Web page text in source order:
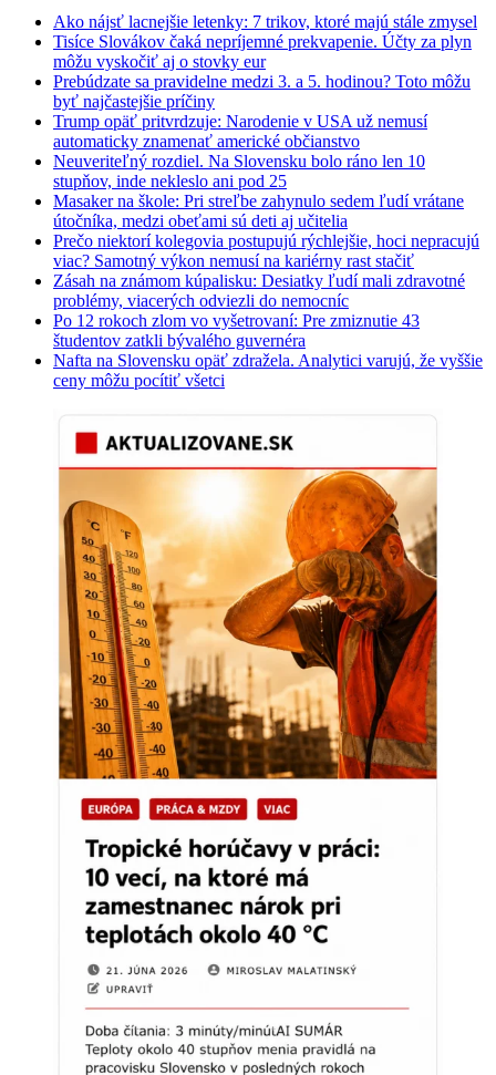
Ako nájsť lacnejšie letenky: 7 trikov, ktoré majú stále zmysel
Tisíce Slovákov čaká nepríjemné prekvapenie. Účty za plyn
môžu vyskočiť aj o stovky eur
Prebúdzate sa pravidelne medzi 3. a 5. hodinou? Toto môžu
byť najčastejšie príčiny
Trump opäť pritvrdzuje: Narodenie v USA už nemusí
automaticky znamenať americké občianstvo
Neuveriteľný rozdiel. Na Slovensku bolo ráno len 10
stupňov, inde nekleslo ani pod 25
Masaker na škole: Pri streľbe zahynulo sedem ľudí vrátane
útočníka, medzi obeťami sú deti aj učitelia
Prečo niektorí kolegovia postupujú rýchlejšie, hoci nepracujú
viac? Samotný výkon nemusí na kariérny rast stačiť
Zásah na známom kúpalisku: Desiatky ľudí mali zdravotné
problémy, viacerých odviezli do nemocníc
Po 12 rokoch zlom vo vyšetrovaní: Pre zmiznutie 43
študentov zatkli bývalého guvernéra
Nafta na Slovensku opäť zdražela. Analytici varujú, že vyššie
ceny môžu pocítiť všetci